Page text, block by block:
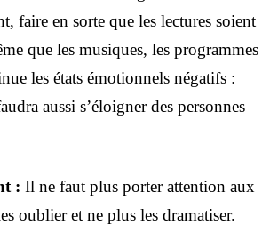
faire en sorte que les lectures soient
que les musiques, les programmes
les états émotionnels négatifs :
aussi s’éloigner des personnes
: Il ne faut plus porter attention aux
oublier et ne plus les dramatiser.